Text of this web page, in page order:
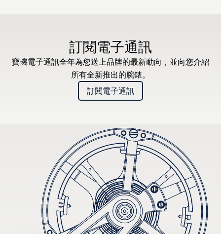
訂閱電子通訊
寶璣電子通訊全年為您送上品牌的最新動向，並向您介紹
所有全新推出的腕錶。
訂閱電子通訊